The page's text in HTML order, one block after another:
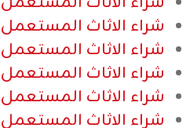
شراء الاثاث
شراء الاثاث
شراء الاثاث المستعمل
شراء الاثاث
شراء الاثاث المستعمل